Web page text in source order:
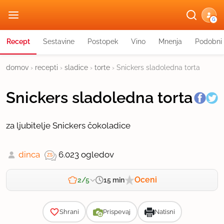
G
Recept Sestavine Postopek Vino Mnenja
domov › recepti › sladice › torte › Snickers sladoledna torta
Snickers sladoledna torta
za ljubitelje Snickers čokoladice
dinca 6.023 ogledov
2/5 15 min Oceni
Shrani Prispevaj Natisni